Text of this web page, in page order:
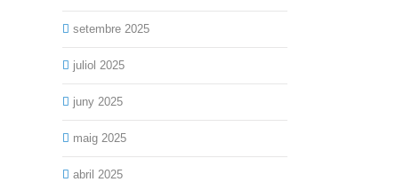
setembre 2025
juliol 2025
juny 2025
maig 2025
abril 2025